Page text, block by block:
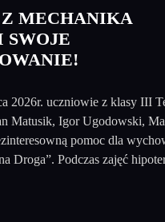
MECHANIKA
2026r. uczniowie z klasy III
Matusik, Igor Ugodowski,
pomoc dla
Droga”. Podczas zajęć